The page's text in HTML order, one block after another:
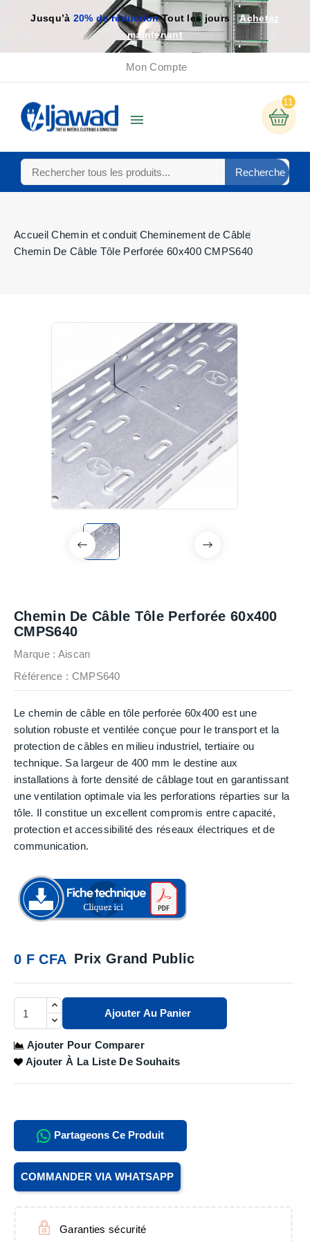
Jusqu’à 20% de réductionTout les jours
Achetez
maintenant
Mon Compte

11
Recherche
Accueil Chemin et conduit Cheminement de Câble
Chemin De Câble Tôle Perforée 60x400 CMPS640
Chemin De Câble Tôle Perforée 60x400
CMPS640
Marque : Aiscan
Référence : CMPS640
Le chemin de câble en tôle perforée 60x400 est une
solution robuste et ventilée conçue pour le transport et la
protection de câbles en milieu industriel, tertiaire ou
technique. Sa largeur de 400 mm le destine aux
installations à forte densité de câblage tout en garantissant
une ventilation optimale via les perforations réparties sur la
tôle. Il constitue un excellent compromis entre capacité,
protection et accessibilité des réseaux électriques et de
communication.
0 F CFA Prix Grand Public
Ajouter Au Panier
Ajouter Pour Comparer
Ajouter À La Liste De Souhaits
Partageons Ce Produit
COMMANDER VIA WHATSAPP
Garanties sécurité